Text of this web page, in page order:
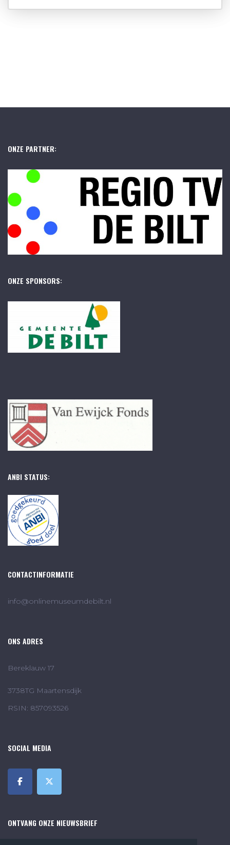
ONZE PARTNER:
ONZE SPONSORS:
ANBI STATUS:
CONTACTINFORMATIE
info@onlinemuseumdebilt.nl
ONS ADRES
Bereklauw 17
3738TG Maartensdijk
RSIN: 857093526
SOCIAL MEDIA
ONTVANG ONZE NIEUWSBRIEF